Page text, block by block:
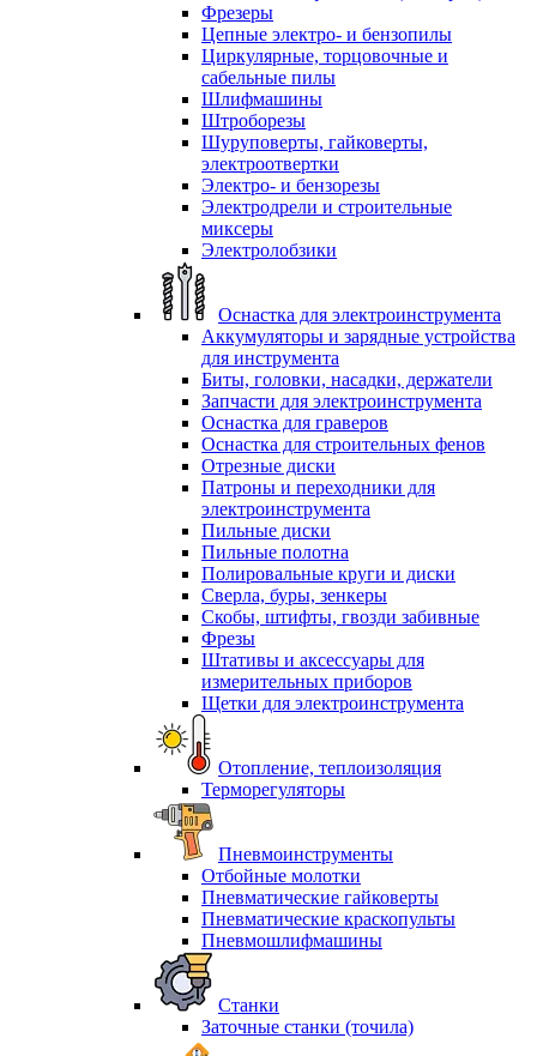
Фрезеры
Цепные электро- и бензопилы
Циркулярные, торцовочные и
сабельные пилы
Шлифмашины
Штроборезы
Шуруповерты, гайковерты,
электроотвертки
Электро- и бензорезы
Электродрели и строительные
миксеры
Электролобзики
Оснастка для электроинструмента
Аккумуляторы и зарядные устройства
для инструмента
Биты, головки, насадки, держатели
Запчасти для электроинструмента
Оснастка для граверов
Оснастка для строительных фенов
Отрезные диски
Патроны и переходники для
электроинструмента
Пильные диски
Пильные полотна
Полировальные круги и диски
Сверла, буры, зенкеры
Скобы, штифты, гвозди забивные
Фрезы
Штативы и аксессуары для
измерительных приборов
Щетки для электроинструмента
Отопление, теплоизоляция
Терморегуляторы
Пневмоинструменты
Отбойные молотки
Пневматические гайковерты
Пневматические краскопульты
Пневмошлифмашины
Станки
Заточные станки (точила)